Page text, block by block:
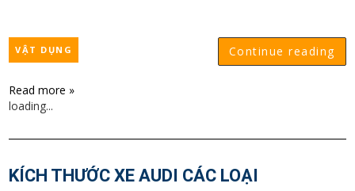
Continue reading
VẬT DỤNG
Read more »
loading...
KÍCH THƯỚC XE AUDI CÁC LOẠI